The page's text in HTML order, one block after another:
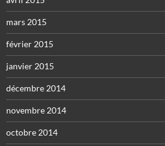
mars 2015
février 2015
janvier 2015
décembre 2014
novembre 2014
octobre 2014